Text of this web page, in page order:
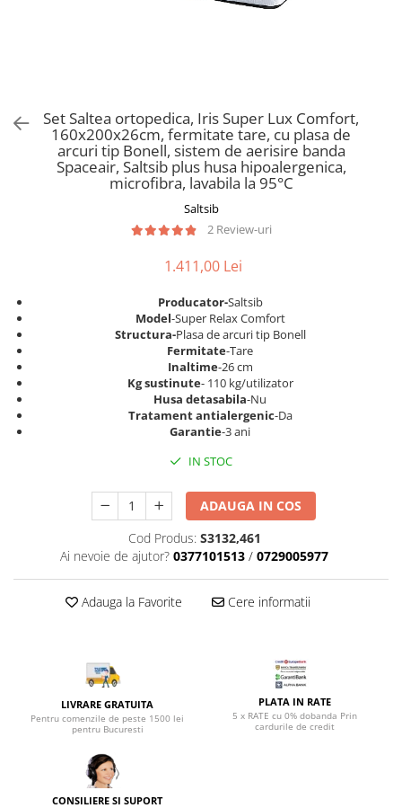
Saltele Memory Pocket
Saltele cu plasa arcuri
Saltele cu spuma
Saltele cu spuma poliuretanica
Saltele 160x200
Saltele 180x200
Top saltele
Top saltele 5 cm
Top saltele 10 cm
Saltele ieftine
Saltele cu plasa de arcuri
Saltele cu spuma
Scaune pentru living
Seturi comode living si vitrine
Mobila living
Set mese plus scaune
Etajere Birou
Dulap birou
Birouri
Scaune pentru birou
Scaune pentru vizitatori
Scaune manager
Scaune pentru bucatarie
Mobila bucatarie
Seturi mese si scaune bucatarie
Mobilier hol
Suporturi si rafturi pantofi
Seturi mobilier hol
Stender haine
Suport pentru umerase
Mobilier gradinita
Scaune birou copii
Scaune resigilate
Scaune gradinita
Scaune terasa si outdoor
Set Saltea ortopedica, Iris Super Lux Comfort,
160x200x26cm, fermitate tare, cu plasa de
arcuri tip Bonell, sistem de aerisire banda
Spaceair, Saltsib plus husa hipoalergenica,
microfibra, lavabila la 95°C
Saltsib
2 Review-uri
1.411,00 Lei
Producator-Saltsib
Model-Super Relax Comfort
Structura-Plasa de arcuri tip Bonell
Fermitate-Tare
Inaltime-26 cm
Kg sustinute- 110 kg/utilizator
Husa detasabila-Nu
Tratament antialergenic-Da
Garantie-3 ani
IN STOC
ADAUGA IN COS
Cod Produs: S3132,461
Ai nevoie de ajutor? 0377101513 / 0729005977
Adauga la Favorite Cere informatii
LIVRARE GRATUITA
Pentru comenzile de peste 1500 lei
pentru Bucuresti
PLATA IN RATE
5 x RATE cu 0% dobanda Prin
cardurile de credit
CONSILIERE SI SUPORT